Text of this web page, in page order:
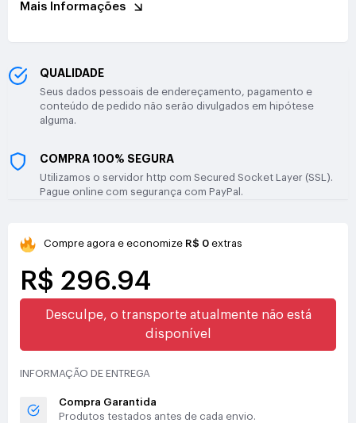
Mais Informações
QUALIDADE
Seus dados pessoais de endereçamento, pagamento e
conteúdo de pedido não serão divulgados em hipótese
alguma.
COMPRA 100% SEGURA
Utilizamos o servidor http com Secured Socket Layer (SSL).
Pague online com segurança com PayPal.
Compre agora e economize R$ 0 extras
R$ 296.94
Desculpe, o transporte atualmente não está
disponível
INFORMAÇÃO DE ENTREGA
Compra Garantida
Produtos testados antes de cada envio.